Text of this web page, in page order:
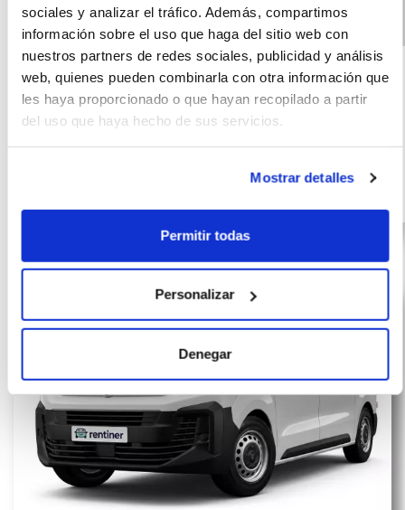
sociales y analizar el tráfico. Además, compartimos
información sobre el uso que haga del sitio web con
nuestros partners de redes sociales, publicidad y análisis
web, quienes pueden combinarla con otra información que
les haya proporcionado o que hayan recopilado a partir
del uso que haya hecho de sus servicios.
Mostrar detalles
Permitir todas
Personalizar
Denegar
Peugeot Partner
Furgón M Diésel
100CV 4 Puertas
Empresas
356
€/mes
(IVA
incluido)
10000
meses
CV